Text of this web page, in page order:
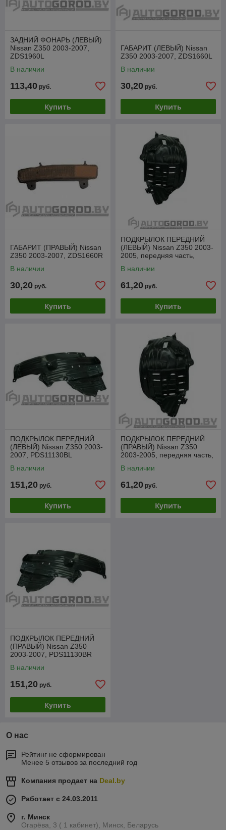
ЗАДНИЙ ФОНАРЬ (ЛЕВЫЙ)
Nissan Z350 2003-2007,
ZDS1960L
В наличии
113,40 руб.
Купить
ГАБАРИТ (ЛЕВЫЙ) Nissan
Z350 2003-2007, ZDS1660L
В наличии
30,20 руб.
Купить
ГАБАРИТ (ПРАВЫЙ) Nissan
Z350 2003-2007, ZDS1660R
В наличии
30,20 руб.
Купить
ПОДКРЫЛОК ПЕРЕДНИЙ
(ЛЕВЫЙ) Nissan Z350 2003-
2005, передняя часть,
В наличии
61,20 руб.
Купить
ПОДКРЫЛОК ПЕРЕДНИЙ
(ЛЕВЫЙ) Nissan Z350 2003-
2007, PDS11130BL
В наличии
151,20 руб.
Купить
ПОДКРЫЛОК ПЕРЕДНИЙ
(ПРАВЫЙ) Nissan Z350
2003-2005, передняя часть,
В наличии
61,20 руб.
Купить
ПОДКРЫЛОК ПЕРЕДНИЙ
(ПРАВЫЙ) Nissan Z350
2003-2007, PDS11130BR
В наличии
151,20 руб.
Купить
О нас
Рейтинг не сформирован
Менее 5 отзывов за последний год
Компания продает на Deal.by
Работает с 24.03.2011
г. Минск
Огарёва, 3 ( 1 кабинет), Минск, Беларусь